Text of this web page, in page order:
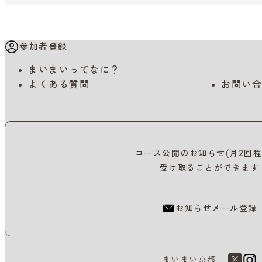
参加者登録
まいまいってなに？
よくある質問
お問い
コース公開のお知らせ(月2回
受け取ることができます
お知らせメール登録
まいまい京都